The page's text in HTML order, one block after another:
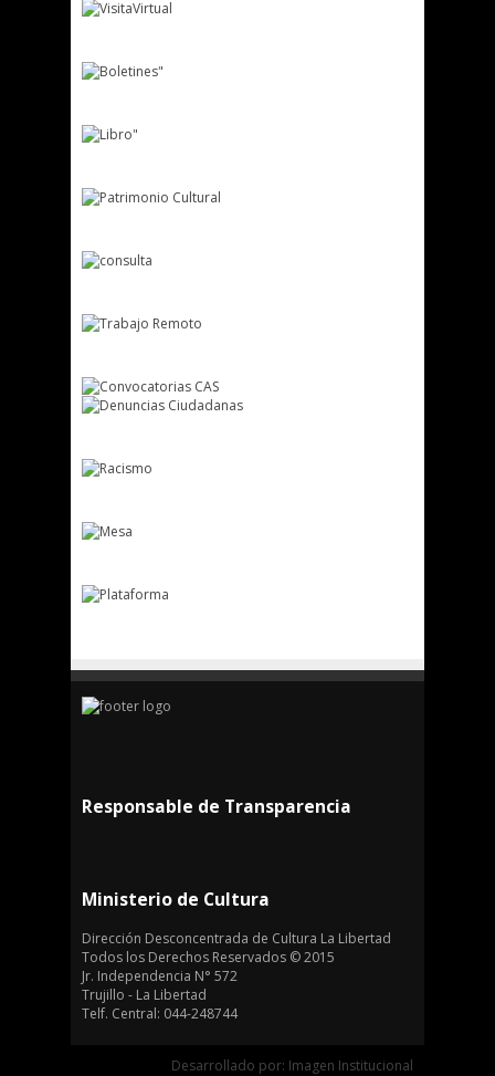
Responsable de Transparencia
Ministerio de Cultura
Dirección Desconcentrada de Cultura La Libertad
Todos los Derechos Reservados © 2015
Jr. Independencia N° 572
Trujillo - La Libertad
Telf. Central: 044-248744
Desarrollado por: Imagen Institucional